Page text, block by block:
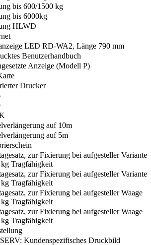
bis 600/1500 kg
bis 6000kg
HLWD
LED RD-WA2, Länge 790 mm
Benutzerhandbuch
Anzeige (Modell P)
Drucker
auf 10m
auf 5m
zur Fixierung bei aufgesteller Variante
Tragfähigkeit
zur Fixierung bei aufgesteller Variante
Tragfähigkeit
zur Fixierung bei aufgesteller Waage
Tragfähigkeit
zur Fixierung bei aufgesteller Waage
Tragfähigkeit
Kundenspezifisches Druckbild